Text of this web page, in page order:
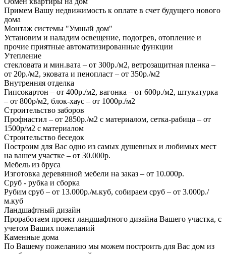
Примем Вашу недвижимость к оплате в счет будущего нового
дома
Монтаж системы "Умный дом"
Установим и наладим освещение, подогрев, отопление и
прочие приятные автоматизированные функции
Утепление
стекловата и мин.вата – от 300р./м2, ветрозащитная пленка –
от 20р./м2, эковата и пенопласт – от 350р./м2
Внутренняя отделка
Гипсокартон – от 400р./м2, вагонка – от 600р./м2, штукатурка
– от 800р/м2, блок-хаус – от 1000р./м2
Строительство заборов
Профнастил – от 2850р./м2 с материалом, сетка-рабица – от
1500р/м2 с материалом
Строительство беседок
Построим для Вас одно из самых душевных и любимых мест
на вашем участке – от 30.000р.
Мебель из бруса
Изготовка деревянной мебели на заказ – от 10.000р.
Сруб - рубка и сборка
Рубим сруб – от 13.000р./м.куб, собираем сруб – от 3.000р./
м.куб
Ландшафтный дизайн
Проработаем проект ландшафтного дизайна Вашего участка, с
учетом Ваших пожеланий
Каменные дома
По Вашему пожеланию мы можем построить для Вас дом из